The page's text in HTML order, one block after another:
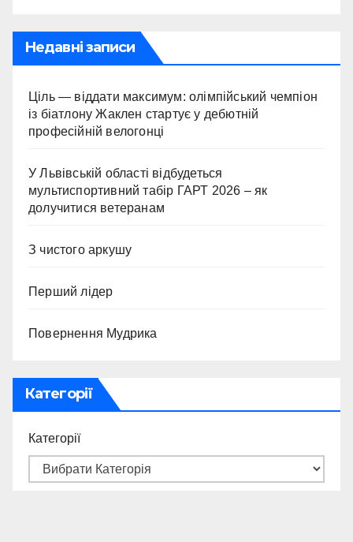
Недавні записи
Ціль — віддати максимум: олімпійський чемпіон
із біатлону Жаклен стартує у дебютній
професійній велогонці
У Львівській області відбудеться
мультиспортивний табір ГАРТ 2026 – як
долучитися ветеранам
З чистого аркушу
Перший лідер
Повернення Мудрика
Категорії
Категорії